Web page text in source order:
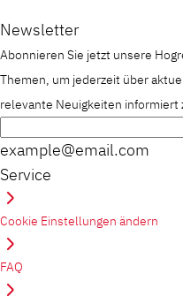
Newsletter
Abonnieren Sie jetzt unsere
Themen, um jederzeit über
relevante Neuigkeiten informiert
example@email.com
Service
Cookie Einstellungen ändern
FAQ